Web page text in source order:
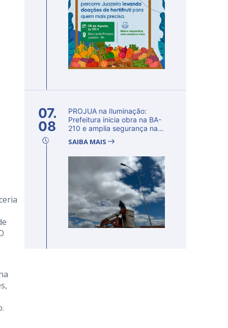
07.
08
PROJUA na Iluminação:
Prefeitura inicia obra na BA-
210 e amplia segurança na
SAIBA MAIS